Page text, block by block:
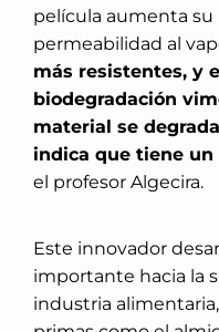
película aumenta
permeabilidad al
más resistentes, y
biodegradación
material se
indica que tiene un
el profesor Algecira.
Este innovador
importante hacia la
industria